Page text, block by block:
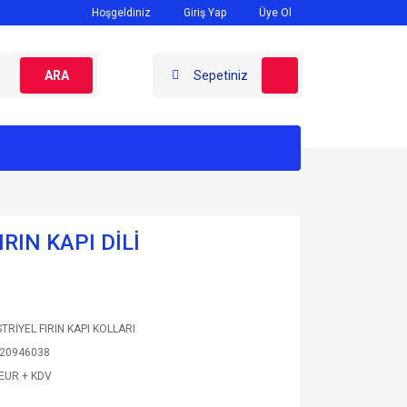
Hoşgeldiniz Giriş Yap Üye Ol
ARA Sepetiniz
KAPI DİLİ
FIRIN KAPI KOLLARI
+ KDV